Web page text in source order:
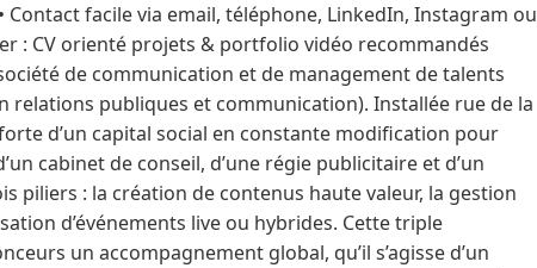
facile via email, téléphone, LinkedIn, Instagram ou
: CV orienté projets & portfolio vidéo recommandés
de communication et de management de talents
relations publiques et communication). Installée rue de la
d’un capital social en constante modification pour
cabinet de conseil, d’une régie publicitaire et d’un
piliers : la création de contenus haute valeur, la gestion
d’événements live ou hybrides. Cette triple
un accompagnement global, qu’il s’agisse d’un